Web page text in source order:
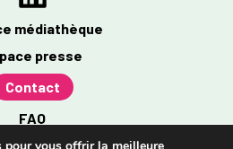
médiathèque
presse
Contact
FAQ
légales